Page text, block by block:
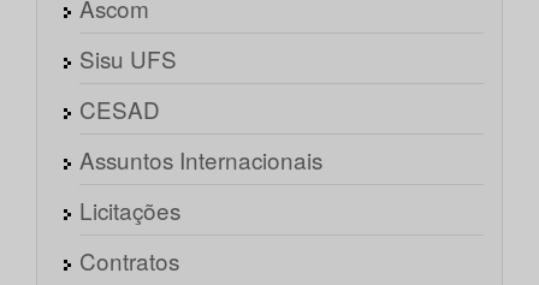
Ascom
Sisu UFS
CESAD
Assuntos Internacionais
Licitações
Contratos